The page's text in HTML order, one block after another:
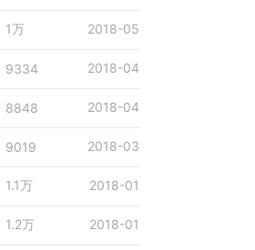
1万 2018-05
9334 2018-04
8848 2018-04
9019 2018-03
1.1万 2018-01
1.2万 2018-01